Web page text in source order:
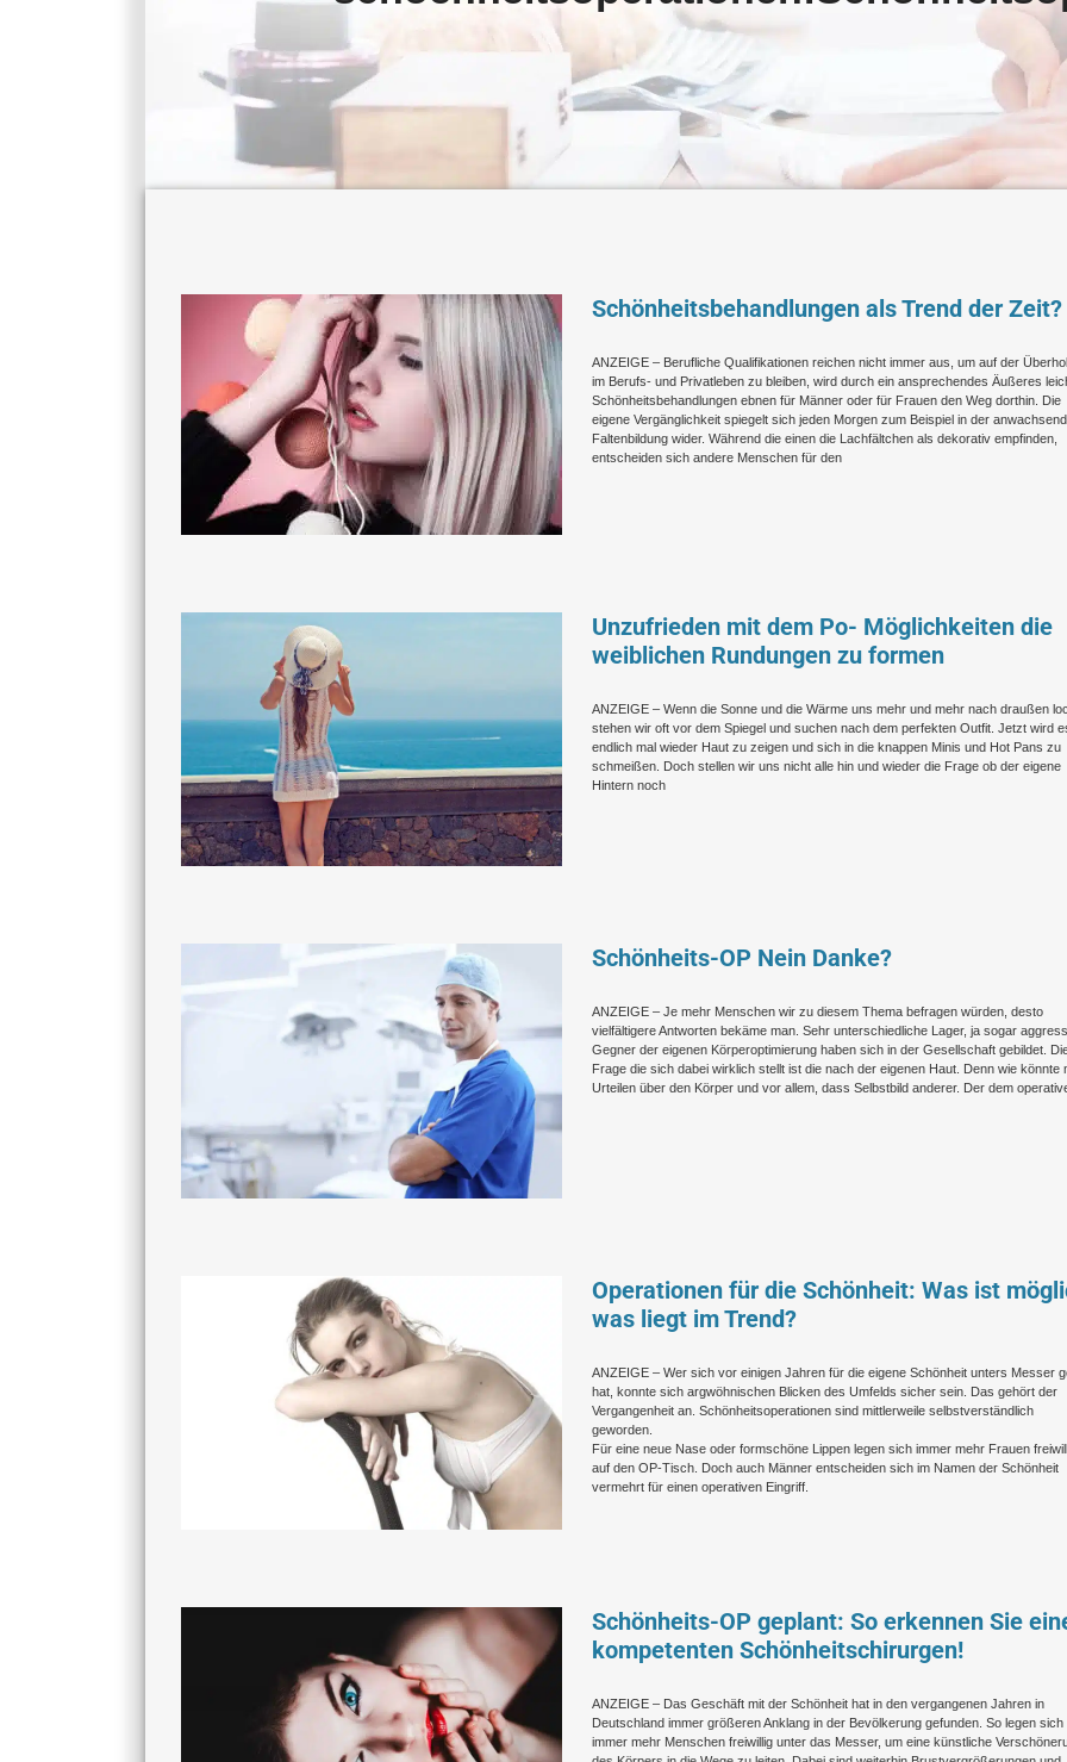
Schönheitsbehandlungen als Trend der Zeit?
ANZEIGE – Berufliche Qualifikationen reichen nicht immer aus, um auf der
im Berufs- und Privatleben zu bleiben, wird durch ein ansprechendes Äußeres
Schönheitsbehandlungen ebnen für Männer oder für Frauen den Weg dorthin. Die
eigene Vergänglichkeit spiegelt sich jeden Morgen zum Beispiel in der
Faltenbildung wider. Während die einen die Lachfältchen als dekorativ empfinden,
entscheiden sich andere Menschen für den
Unzufrieden mit dem Po- Möglichkeiten die
weiblichen Rundungen zu formen
ANZEIGE – Wenn die Sonne und die Wärme uns mehr und mehr nach draußen
stehen wir oft vor dem Spiegel und suchen nach dem perfekten Outfit. Jetzt wird
endlich mal wieder Haut zu zeigen und sich in die knappen Minis und Hot Pans zu
schmeißen. Doch stellen wir uns nicht alle hin und wieder die Frage ob der eigene
Hintern noch
Schönheits-OP Nein Danke?
ANZEIGE – Je mehr Menschen wir zu diesem Thema befragen würden, desto
vielfältigere Antworten bekäme man. Sehr unterschiedliche Lager, ja sogar
Gegner der eigenen Körperoptimierung haben sich in der Gesellschaft gebildet.
Frage die sich dabei wirklich stellt ist die nach der eigenen Haut. Denn wie könnte
Urteilen über den Körper und vor allem, dass Selbstbild anderer. Der dem
Operationen für die Schönheit: Was ist
was liegt im Trend?
ANZEIGE – Wer sich vor einigen Jahren für die eigene Schönheit unters Messer
hat, konnte sich argwöhnischen Blicken des Umfelds sicher sein. Das gehört der
Vergangenheit an. Schönheitsoperationen sind mittlerweile selbstverständlich
geworden.
Für eine neue Nase oder formschöne Lippen legen sich immer mehr Frauen
auf den OP-Tisch. Doch auch Männer entscheiden sich im Namen der Schönheit
vermehrt für einen operativen Eingriff.
Schönheits-OP geplant: So erkennen Sie
kompetenten Schönheitschirurgen!
ANZEIGE – Das Geschäft mit der Schönheit hat in den vergangenen Jahren in
Deutschland immer größeren Anklang in der Bevölkerung gefunden. So legen sich
immer mehr Menschen freiwillig unter das Messer, um eine künstliche